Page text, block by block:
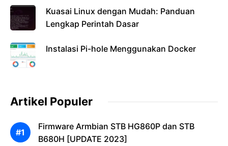
Kuasai Linux dengan Mudah: Panduan
Lengkap Perintah Dasar
Instalasi Pi-hole Menggunakan Docker
Artikel Populer
Firmware Armbian STB HG860P dan STB
B680H [UPDATE 2023]